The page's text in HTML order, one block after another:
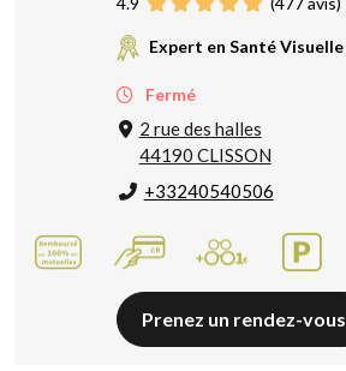
Expert en Santé Visuelle
Fermé
2 rue des halles
44190 CLISSON
+33240540506
Prenez un rendez-vous